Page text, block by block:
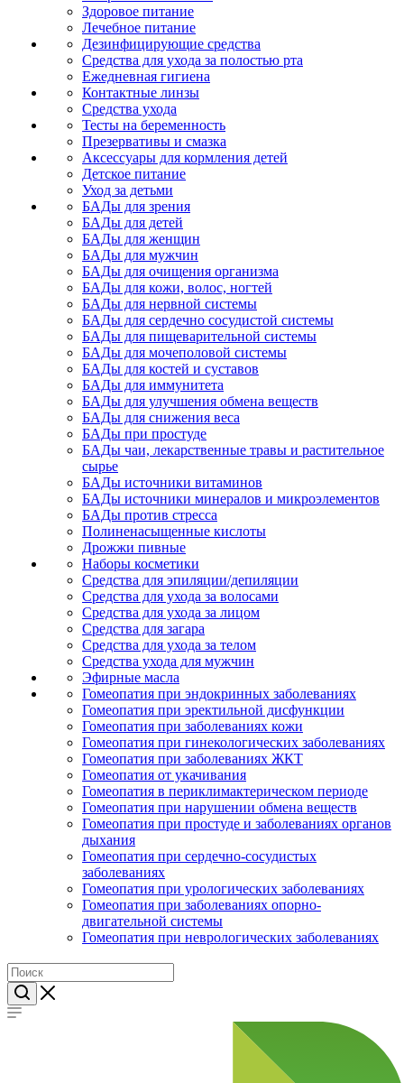
Здоровое питание
Лечебное питание
Дезинфицирующие средства
Средства для ухода за полостью рта
Ежедневная гигиена
Контактные линзы
Средства ухода
Тесты на беременность
Презервативы и смазка
Аксессуары для кормления детей
Детское питание
Уход за детьми
БАДы для зрения
БАДы для детей
БАДы для женщин
БАДы для мужчин
БАДы для очищения организма
БАДы для кожи, волос, ногтей
БАДы для нервной системы
БАДы для сердечно сосудистой системы
БАДы для пищеварительной системы
БАДы для мочеполовой системы
БАДы для костей и суставов
БАДы для иммунитета
БАДы для улучшения обмена веществ
БАДы для снижения веса
БАДы при простуде
БАДы чаи, лекарственные травы и растительное
сырье
БАДы источники витаминов
БАДы источники минералов и микроэлементов
БАДы против стресса
Полиненасыщенные кислоты
Дрожжи пивные
Наборы косметики
Средства для эпиляции/депиляции
Средства для ухода за волосами
Средства для ухода за лицом
Средства для загара
Средства для ухода за телом
Средства ухода для мужчин
Эфирные масла
Гомеопатия при эндокринных заболеваниях
Гомеопатия при эректильной дисфункции
Гомеопатия при заболеваниях кожи
Гомеопатия при гинекологических заболеваниях
Гомеопатия при заболеваниях ЖКТ
Гомеопатия от укачивания
Гомеопатия в периклимактерическом периоде
Гомеопатия при нарушении обмена веществ
Гомеопатия при простуде и заболеваниях органов
дыхания
Гомеопатия при сердечно-сосудистых
заболеваниях
Гомеопатия при урологических заболеваниях
Гомеопатия при заболеваниях опорно-
двигательной системы
Гомеопатия при неврологических заболеваниях